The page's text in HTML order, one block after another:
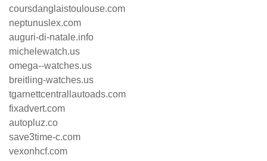
coursdanglaistoulouse.com
neptunuslex.com
auguri-di-natale.info
michelewatch.us
omega--watches.us
breitling-watches.us
tgarnettcentrallautoads.com
fixadvert.com
autopluz.co
save3time-c.com
vexonhcf.com